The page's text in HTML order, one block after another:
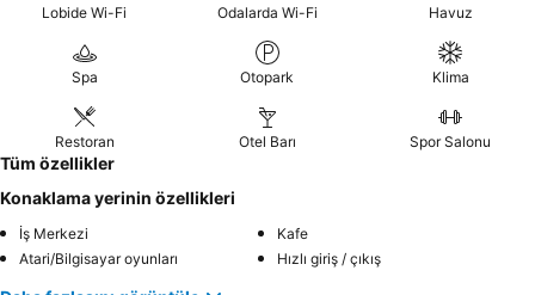
Lobide Wi-Fi Odalarda Wi-Fi Havuz
Spa Otopark Klima
Restoran Otel Barı Spor Salonu
Tüm özellikler
Konaklama yerinin özellikleri
İş Merkezi
Kafe
Atari/Bilgisayar oyunları
Hızlı giriş / çıkış